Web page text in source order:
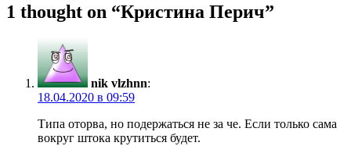
1 thought on “Кристина Перич”
nik vlzhnn:
18.04.2020 в 09:59
Типа оторва, но подержаться не за че. Если только сама
вокруг штока крутиться будет.